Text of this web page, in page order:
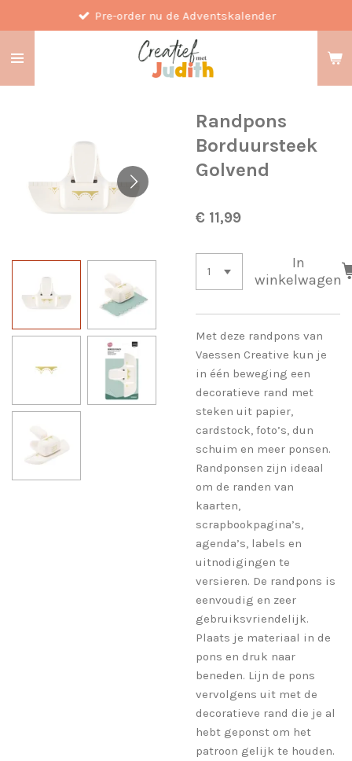
direct
naar
Pre-order nu de Adventskalender
Randpons
Borduursteek
Golvend
€ 11,99
In
winkelwagen
Met deze randpons van
Vaessen Creative kun je
in één beweging een
decoratieve rand met
steken uit papier,
cardstock, foto’s, dun
schuim en meer ponsen.
Randponsen zijn ideaal
om de randen van
kaarten,
scrapbookpagina’s,
agenda’s, labels en
uitnodigingen te
versieren. De randpons is
eenvoudig en zeer
gebruiksvriendelijk.
Plaats je materiaal in de
pons en druk naar
beneden. Lijn de pons
vervolgens uit met de
decoratieve rand die je al
hebt geponst om het
patroon gelijk te houden.